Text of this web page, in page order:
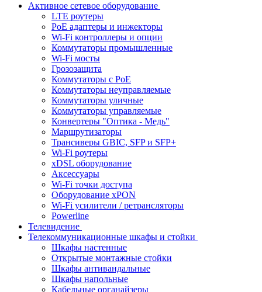
Активное сетевое оборудование
LTE роутеры
PoE адаптеры и инжекторы
Wi-Fi контроллеры и опции
Коммутаторы промышленные
Wi-Fi мосты
Грозозащита
Коммутаторы c PoE
Коммутаторы неуправляемые
Коммутаторы уличные
Коммутаторы управляемые
Конвертеры "Оптика - Медь"
Маршрутизаторы
Трансиверы GBIC, SFP и SFP+
Wi-Fi роутеры
xDSL оборудование
Аксессуары
Wi-Fi точки доступа
Оборудование хPON
Wi-Fi усилители / ретрансляторы
Powerline
Телевидение
Телекоммуникационные шкафы и стойки
Шкафы настенные
Открытые монтажные стойки
Шкафы антивандальные
Шкафы напольные
Кабельные органайзеры